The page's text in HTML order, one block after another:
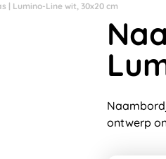
| Lumino-Line wit, 30x20 cm
ontwerp